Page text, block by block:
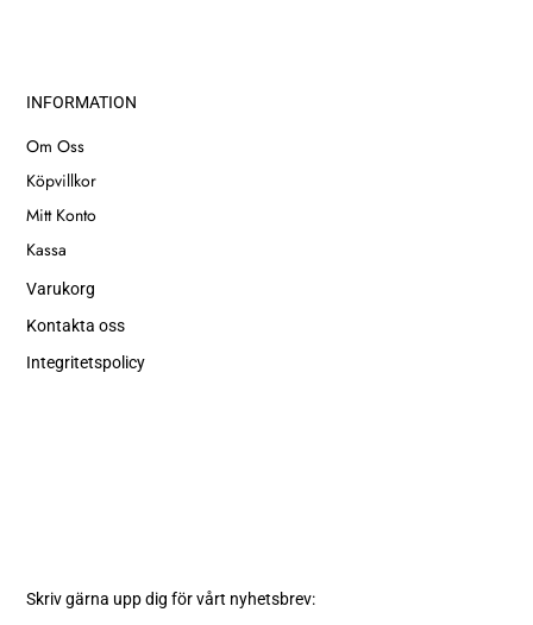
INFORMATION
Om Oss
Köpvillkor
Mitt Konto
Kassa
Varukorg
Kontakta oss
Integritetspolicy
Skriv gärna upp dig för vårt nyhetsbrev: